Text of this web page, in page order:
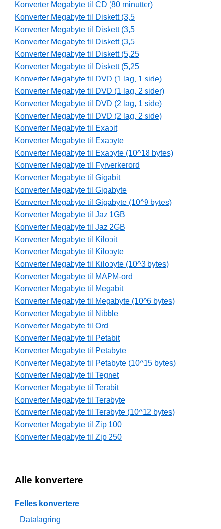
Konverter Megabyte til CD (80 minutter)
Konverter Megabyte til Diskett (3,5
Konverter Megabyte til Diskett (3,5
Konverter Megabyte til Diskett (3,5
Konverter Megabyte til Diskett (5,25
Konverter Megabyte til Diskett (5,25
Konverter Megabyte til DVD (1 lag, 1 side)
Konverter Megabyte til DVD (1 lag, 2 sider)
Konverter Megabyte til DVD (2 lag, 1 side)
Konverter Megabyte til DVD (2 lag, 2 side)
Konverter Megabyte til Exabit
Konverter Megabyte til Exabyte
Konverter Megabyte til Exabyte (10^18 bytes)
Konverter Megabyte til Fyrverkerord
Konverter Megabyte til Gigabit
Konverter Megabyte til Gigabyte
Konverter Megabyte til Gigabyte (10^9 bytes)
Konverter Megabyte til Jaz 1GB
Konverter Megabyte til Jaz 2GB
Konverter Megabyte til Kilobit
Konverter Megabyte til Kilobyte
Konverter Megabyte til Kilobyte (10^3 bytes)
Konverter Megabyte til MAPM-ord
Konverter Megabyte til Megabit
Konverter Megabyte til Megabyte (10^6 bytes)
Konverter Megabyte til Nibble
Konverter Megabyte til Ord
Konverter Megabyte til Petabit
Konverter Megabyte til Petabyte
Konverter Megabyte til Petabyte (10^15 bytes)
Konverter Megabyte til Tegnet
Konverter Megabyte til Terabit
Konverter Megabyte til Terabyte
Konverter Megabyte til Terabyte (10^12 bytes)
Konverter Megabyte til Zip 100
Konverter Megabyte til Zip 250
Alle konvertere
Felles konvertere
Datalagring